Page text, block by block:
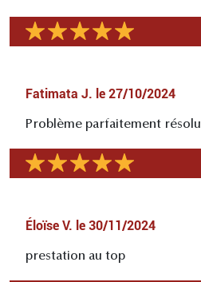
Fatimata J. le 27/10/2024
Problème parfaitement résolu
Éloïse V. le 30/11/2024
prestation au top